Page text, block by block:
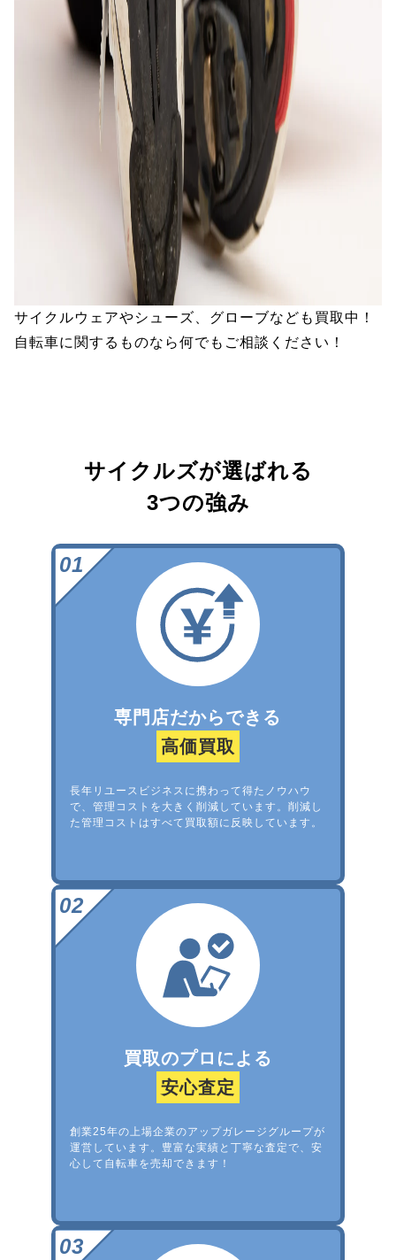
サイクルウェアやシューズ、グローブなども買取中！
自転車に関するものなら何でもご相談ください！
サイクルズが選ばれる
3つの強み
専門店だからできる
高価買取
長年リユースビジネスに携わって得たノウハウ
で、管理コストを大きく削減しています。削減し
た管理コストはすべて買取額に反映しています。
買取のプロによる
安心査定
創業25年の上場企業のアップガレージグループが
運営しています。豊富な実績と丁寧な査定で、安
心して自転車を売却できます！